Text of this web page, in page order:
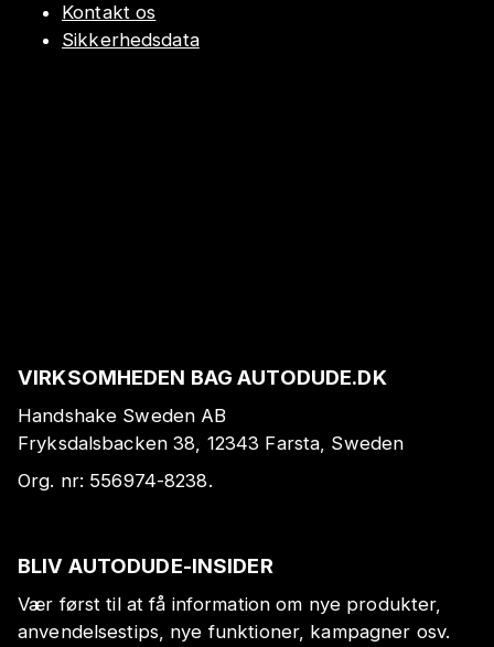
Kontakt os
Sikkerhedsdata
VIRKSOMHEDEN BAG AUTODUDE.DK
Handshake Sweden AB
Fryksdalsbacken 38, 12343 Farsta, Sweden
Org. nr: 556974-8238.
BLIV AUTODUDE-INSIDER
Vær først til at få information om nye produkter,
anvendelsestips, nye funktioner, kampagner osv.